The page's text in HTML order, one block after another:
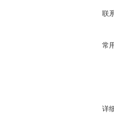
联
常
详